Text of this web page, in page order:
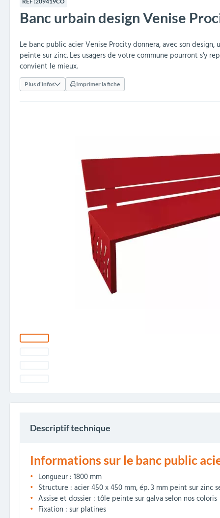
Embellissement et
Cendriers urbains
Barrières de ville Arceaux de sécurité
Clous podotactiles et
rampes d'accès
Séparateurs de voies et
Travaux publics &
Vestiaires Équipements sanitaires
Armoires et rangements Mobilier scolaire
Tables de cantine
réception
amovibles
Poteaux de guidage
Décorations de Noël
collectivités
extérieurs
Structures aires de jeux
Baby-foots & Billards
Banc urbain design Venise
Le banc public acier Venise Procity donnera, avec son
peinte sur zinc. Les usagers de votre commune pourront s'y
convient le mieux.
Plus d'infos Imprimer la fiche
Descriptif technique
Informations sur le banc public
Longueur : 1800 mm
Structure : acier 450 x 450 mm, ép. 3 mm peint sur zinc
Assise et dossier : tôle peinte sur galva selon nos coloris
Fixation : sur platines